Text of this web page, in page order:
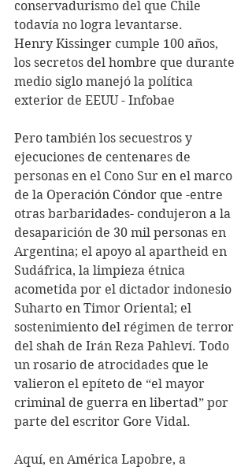
conservadurismo del que Chile
todavía no logra levantarse.
Henry Kissinger cumple 100 años,
los secretos del hombre que durante
medio siglo manejó la política
exterior de EEUU - Infobae
Pero también los secuestros y
ejecuciones de centenares de
personas en el Cono Sur en el marco
de la Operación Cóndor que -entre
otras barbaridades- condujeron a la
desaparición de 30 mil personas en
Argentina; el apoyo al apartheid en
Sudáfrica, la limpieza étnica
acometida por el dictador indonesio
Suharto en Timor Oriental; el
sostenimiento del régimen de terror
del shah de Irán Reza Pahleví. Todo
un rosario de atrocidades que le
valieron el epíteto de “el mayor
criminal de guerra en libertad” por
parte del escritor Gore Vidal.
Aquí, en América Lapobre, a